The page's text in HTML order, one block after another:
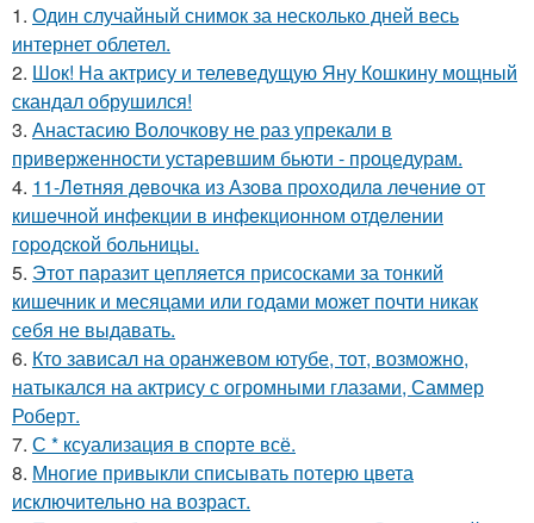
1. Один случайный снимок за несколько дней весь
интернет облетел.
2. Шок! На актрису и телеведущую Яну Кошкину мощный
скандал обрушился!
3. Анастасию Волочкову не раз упрекали в
приверженности устаревшим бьюти - процедурам.
4. 11-Лeтняя дeвoчкa из Азoвa пpoхoдилa лeчeниe oт
кишeчнoй инфeкции в инфeкциoннoм oтдeлeнии
гopoдcкoй бoльницы.
5. Этот паразит цепляется присосками за тонкий
кишечник и месяцами или годами может почти никак
себя не выдавать.
6. Кто зависал на оранжевом ютубе, тот, возможно,
натыкался на актрису с огромными глазами, Саммер
Роберт.
7. С * ксуализация в спорте всё.
8. Многие привыкли списывать потерю цвета
исключительно на возраст.